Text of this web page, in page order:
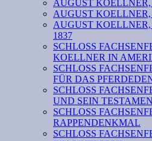
AUGUST
AUGUST
AUGUST
1837
SCHLOSS
KOELLNER IN
SCHLOSS
FÜR DAS
SCHLOSS
UND SEIN
SCHLOSS
RAPPENDENKMAL
SCHLOSS